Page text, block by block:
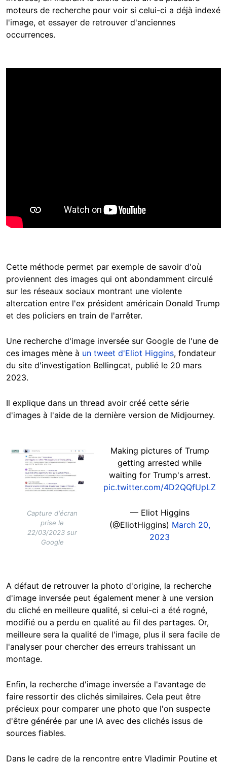
moteurs de recherche pour voir si celui-ci a déjà indexé
l'image, et essayer de retrouver d'anciennes
occurrences.
Cette méthode permet par exemple de savoir d'où
proviennent des images qui ont abondamment circulé
sur les réseaux sociaux montrant une violente
altercation entre l'ex président américain Donald Trump
et des policiers en train de l'arrêter.
Une recherche d'image inversée sur Google de l'une de
ces images mène à un tweet d'Eliot Higgins, fondateur
du site d'investigation Bellingcat, publié le 20 mars
2023.
Il explique dans un thread avoir créé cette série
d'images à l'aide de la dernière version de Midjourney.
Image
Capture d'écran
prise le
22/03/2023 sur
Google
Making pictures of Trump
getting arrested while
waiting for Trump's arrest.
pic.twitter.com/4D2QQfUpLZ
— Eliot Higgins
(@EliotHiggins) March 20,
2023
A défaut de retrouver la photo d'origine, la recherche
d'image inversée peut également mener à une version
du cliché en meilleure qualité, si celui-ci a été rogné,
modifié ou a perdu en qualité au fil des partages. Or,
meilleure sera la qualité de l'image, plus il sera facile de
l'analyser pour chercher des erreurs trahissant un
montage.
Enfin, la recherche d'image inversée a l'avantage de
faire ressortir des clichés similaires. Cela peut être
précieux pour comparer une photo que l'on suspecte
d'être générée par une IA avec des clichés issus de
sources fiables.
Dans le cadre de la rencontre entre Vladimir Poutine et